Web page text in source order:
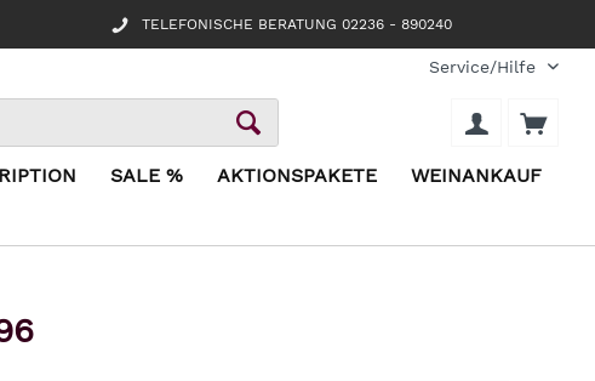
TELEFONISCHE BERATUNG 02236 - 890240
Service/Hilfe
SALE % AKTIONSPAKETE WEINANKAUF